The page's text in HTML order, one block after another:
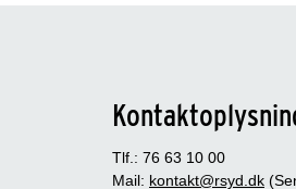
Tlf.: 76 63 10 00
Mail: kontakt@rsyd.dk